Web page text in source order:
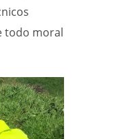
todo moral